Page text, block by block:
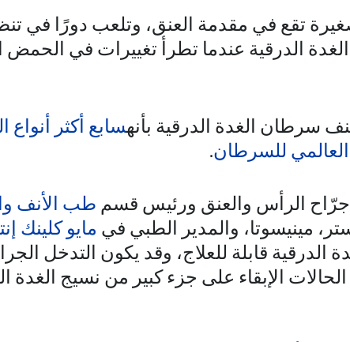
تقع في مقدمة العنق، وتلعب دورًا في
سرطان الغدة الدرقية بأنهسابع أكثر
للسرطان.
جرّاح الرأس والعنق ورئيس قسم طب الأنف
مينيسوتا، والمدير الطبي في مايو كلينك
قابلة للعلاج، وقد يكون التدخل
الإبقاء على جزء كبير من نسيج الغدة